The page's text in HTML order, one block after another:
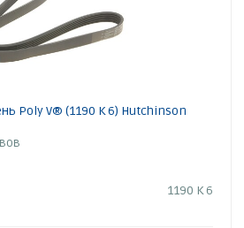
Poly V® (1190 K 6) Hutchinson
1190 K 6